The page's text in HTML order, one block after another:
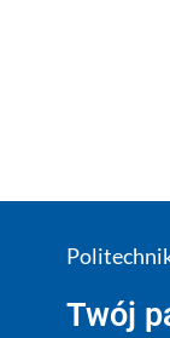
Twój